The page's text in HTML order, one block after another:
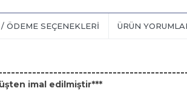
ÖDEME SEÇENEKLERI ÜRÜN
imal edilmiştir***